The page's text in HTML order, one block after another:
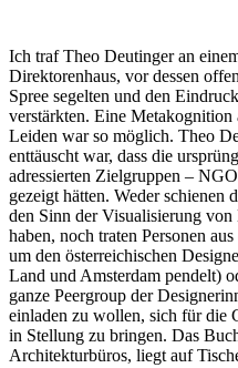
Ich traf Theo Deutinger an
Direktorenhaus, vor dessen
Spree segelten und den
verstärkten. Eine
Leiden war so möglich. Theo
enttäuscht war, dass die
adressierten Zielgruppen –
gezeigt hätten. Weder schienen
den Sinn der Visualisierung von
haben, noch traten Personen
um den österreichischen
Land und Amsterdam pendelt)
ganze Peergroup der
einladen zu wollen, sich für die
in Stellung zu bringen. Das
Architekturbüros, liegt auf